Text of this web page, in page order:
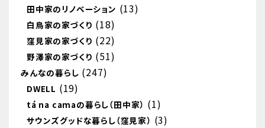
田中家のリノベーション (13)
白鳥家の家づくり (18)
窪見家の家づくり (22)
野澤家の家づくり (51)
みんなの暮らし (247)
DWELL (19)
tá na camaの暮らし（田中家） (1)
サウンズグッドな暮らし（窪見家） (3)